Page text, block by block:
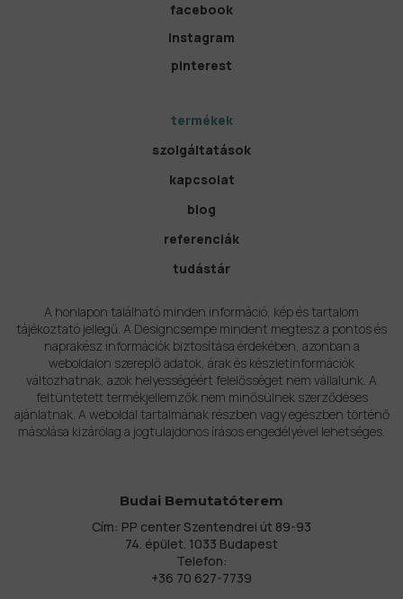
facebook
instagram
pinterest
termékek
szolgáltatások
kapcsolat
blog
referenciák
tudástár
A honlapon található minden információ, kép és tartalom
tájékoztató jellegű. A Designcsempe mindent megtesz a pontos és
naprakész információk biztosítása érdekében, azonban a
weboldalon szereplő adatok, árak és készletinformációk
változhatnak, azok helyességéért felelősséget nem vállalunk. A
feltüntetett termékjellemzők nem minősülnek szerződéses
ajánlatnak. A weboldal tartalmának részben vagy egészben történő
másolása kizárólag a jogtulajdonos írásos engedélyével lehetséges.
Budai Bemutatóterem
Cím: PP center Szentendrei út 89-93
74. épület. 1033 Budapest
Telefon:
+36 70 627-7739